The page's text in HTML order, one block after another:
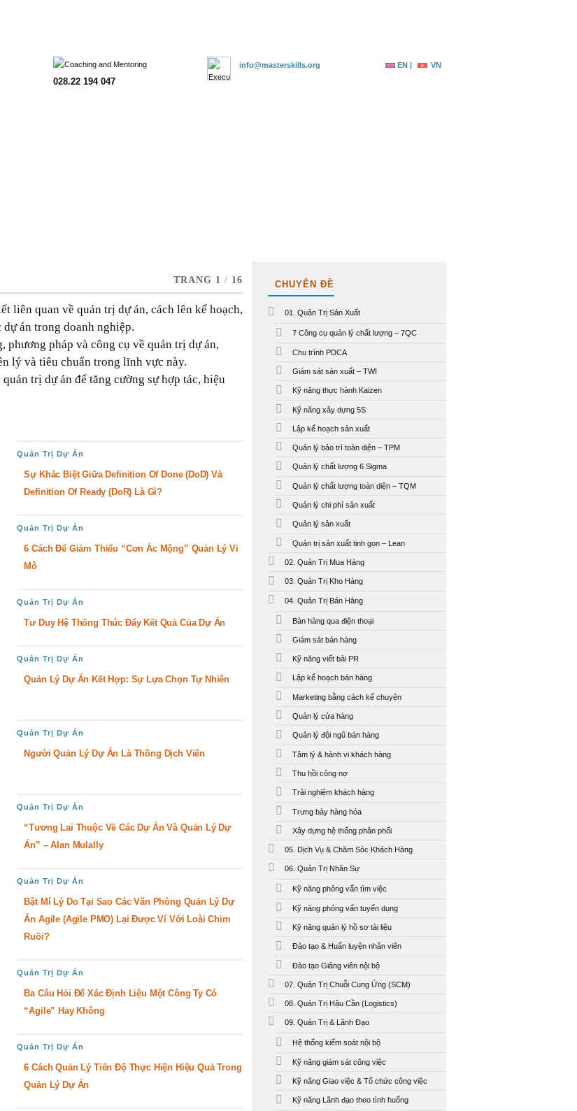
EN | VN
info@masterskills.org
028.22 194 047
TRANG 1 / 16
liên quan về quản trị dự án, cách lên kế hoạch,
án trong doanh nghiệp.
phương pháp và công cụ về quản trị dự án,
lý và tiêu chuẩn trong lĩnh vực này.
trị dự án để tăng cường sự hợp tác, hiệu
Quản Trị Dự Án
Sự Khác Biệt Giữa Definition Of Done (DoD) Và
Definition Of Ready (DoR) Là Gì?
Quản Trị Dự Án
6 Cách Để Giảm Thiểu “cơn Ác Mộng” Quản Lý Vi
Mô
Quản Trị Dự Án
Tư Duy Hệ Thống Thúc Đẩy Kết Quả Của Dự Án
Quản Trị Dự Án
Quản Lý Dự Án Kết Hợp: Sự Lựa Chọn Tự Nhiên
Quản Trị Dự Án
Người Quản Lý Dự Án Là Thông Dịch Viên
Quản Trị Dự Án
“Tương Lai Thuộc Về Các Dự Án Và Quản Lý Dự
Án” – Alan Mulally
Quản Trị Dự Án
Bật Mí Lý Do Tại Sao Các Văn Phòng Quản Lý Dự
Án Agile (Agile PMO) Lại Được Ví Với Loài Chim
Ruồi?
Quản Trị Dự Án
Ba Câu Hỏi Để Xác Định Liệu Một Công Ty Có
“Agile” Hay Không
Quản Trị Dự Án
6 Cách Quản Lý Tiến Độ Thực Hiện Hiệu Quả Trong
Quản Lý Dự Án
CHUYÊN ĐỀ
01. Quản Trị Sản Xuất
7 Công cụ quản lý chất lượng – 7QC
Chu trình PDCA
Giám sát sản xuất – TWI
Kỹ năng thực hành Kaizen
Kỹ năng xây dựng 5S
Lập kế hoạch sản xuất
Quản lý bảo trì toàn diện – TPM
Quản lý chất lượng 6 Sigma
Quản lý chất lượng toàn diện – TQM
Quản lý chi phí sản xuất
Quản lý sản xuất
Quản trị sản xuất tinh gọn – Lean
02. Quản Trị Mua Hàng
03. Quản Trị Kho Hàng
04. Quản Trị Bán Hàng
Bán hàng qua điện thoại
Giám sát bán hàng
Kỹ năng viết bài PR
Lập kế hoạch bán hàng
Marketing bằng cách kể chuyện
Quản lý cửa hàng
Quản lý đội ngũ bán hàng
Tâm lý & hành vi khách hàng
Thu hồi công nợ
Trải nghiệm khách hàng
Trưng bày hàng hóa
Xây dựng hệ thống phân phối
05. Dịch Vụ & Chăm Sóc Khách Hàng
06. Quản Trị Nhân Sự
Kỹ năng phỏng vấn tìm việc
Kỹ năng phỏng vấn tuyển dụng
Kỹ năng quản lý hồ sơ tài liệu
Đào tạo & Huấn luyện nhân viên
Đào tạo Giảng viên nội bộ
07. Quản Trị Chuỗi Cung Ứng (SCM)
08. Quản Trị Hậu Cần (Logistics)
09. Quản Trị & Lãnh Đạo
Hệ thống kiểm soát nội bộ
Kỹ năng giám sát công việc
Kỹ năng Giao việc & Tổ chức công việc
Kỹ năng Lãnh đạo theo tình huống